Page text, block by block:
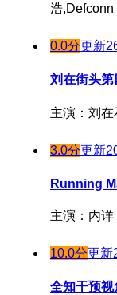
浩,Defconn
0.0分更新
刘在街头第
主演：刘在
3.0分更新
Running
主演：内详
10.0分更新
全知干预视